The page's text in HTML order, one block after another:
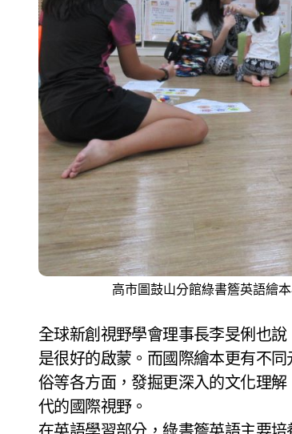
高市圖鼓山分館綠書簷英語繪
全球新創視野學會理事長李旻俐也
是很好的啟蒙。而國際繪本更有不
俗等各方面，發掘更深入的文化理
代的國際視野。